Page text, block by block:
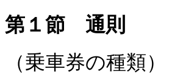
第１節 通則
（乗車券の種類）